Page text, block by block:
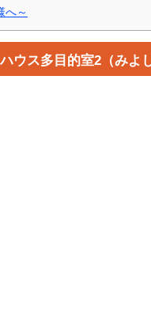
～
ウス多目的室2（みよ